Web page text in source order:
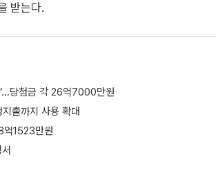
받는다.
당첨금 각 26억7000만원
출까지 사용 확대
억1523만원